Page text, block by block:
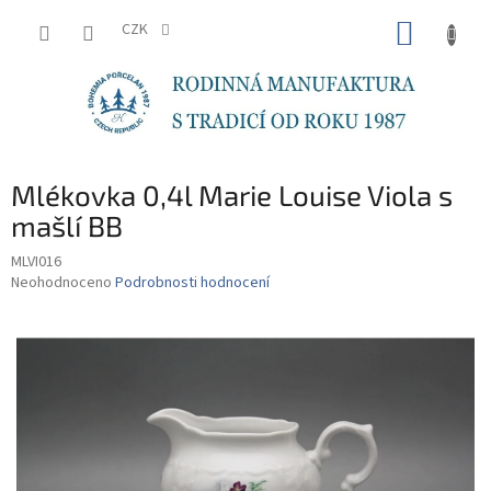
CZK
Mlékovka 0,4l Marie Louise Viola s
mašlí BB
MLVI016
Průměrné
je
Neohodnoceno Podrobnosti hodnocení